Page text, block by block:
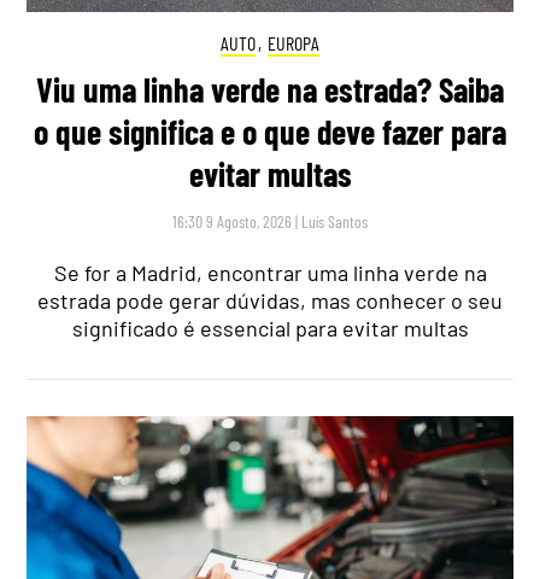
AUTO, EUROPA
Viu uma linha verde na estrada? Saiba
o que significa e o que deve fazer para
evitar multas
16:30 9 Agosto, 2026 | Luís Santos
Se for a Madrid, encontrar uma linha verde na
estrada pode gerar dúvidas, mas conhecer o seu
significado é essencial para evitar multas